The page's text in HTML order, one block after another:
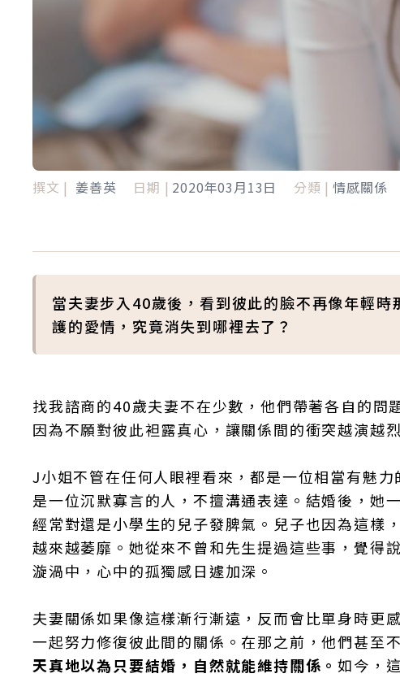
撰文 | 姜善英 日期 | 2020年03月13日 分類 | 情感關係
當夫妻步入40歲後，看到彼此的臉不再像年輕
護的愛情，究竟消失到哪裡去了？
找我諮商的40歲夫妻不在少數，他們帶著各自的問
因為不願對彼此袒露真心，讓關係間的衝突越演越烈
J小姐不管在任何人眼裡看來，都是一位相當有魅
是一位沉默寡言的人，不擅溝通表達。結婚後，她
經常對還是小學生的兒子發脾氣。兒子也因為這樣
越來越萎靡。她從來不曾和先生提過這些事，覺得
漩渦中，心中的孤獨感日遽加深。
夫妻關係如果像這樣漸行漸遠，反而會比單身時更
一起努力修復彼此間的關係。在那之前，他們甚至
天真地以為只要結婚，自然就能維持關係。如今，